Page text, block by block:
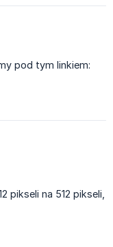
pod tym linkiem:
pikseli na 512 pikseli,